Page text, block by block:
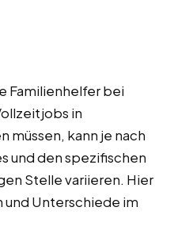
Familienhelfer bei
in
müssen, kann je nach
und den spezifischen
Stelle variieren. Hier
Unterschiede im